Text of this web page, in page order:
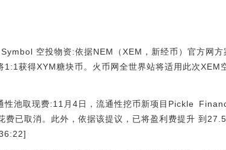
空投物资:依据NEM（XEM，新经币）官方网
获得XYM糖块币。火币网全世界站将适用此次XEM
池取现费:11月4日，流通性挖币新项目Pickle
已取消。此外，依据该提议，已将盈利费提升 到